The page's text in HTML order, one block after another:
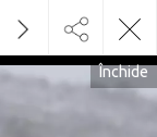
Închide